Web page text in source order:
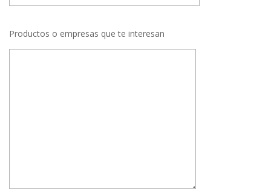
Productos o empresas que te interesan